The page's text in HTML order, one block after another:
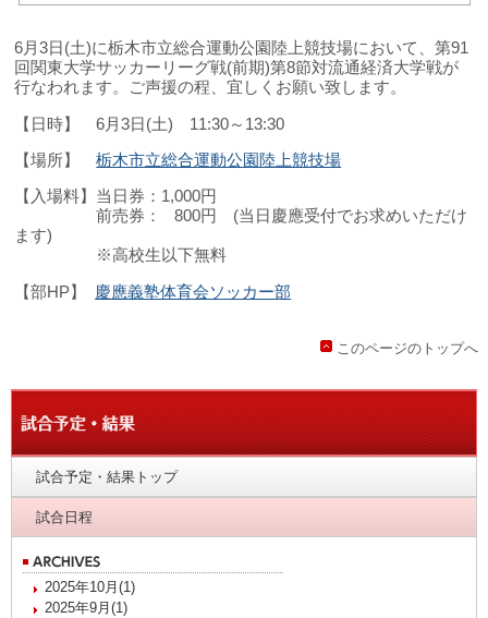
6月3日(土)に栃木市立総合運動公園陸上競技場において、第91
回関東大学サッカーリーグ戦(前期)第8節対流通経済大学戦が
行なわれます。ご声援の程、宜しくお願い致します。
【日時】 6月3日(土) 11:30～13:30
【場所】栃木市立総合運動公園陸上競技場
【入場料】当日券：1,000円
前売券： 800円 (当日慶應受付でお求めいただけ
ます)
※高校生以下無料
【部HP】
慶應義塾体育会ソッカー部
このページのトップへ
試合予定・結果トップ
試合日程
2025年10月(1)
2025年9月(1)